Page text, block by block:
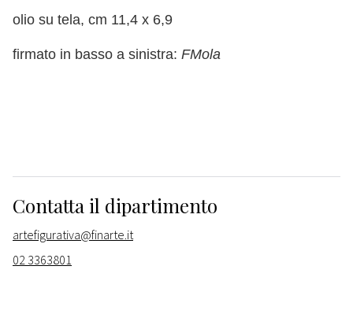
olio su tela, cm 11,4 x 6,9
firmato in basso a sinistra: FMola
Contatta il dipartimento
artefigurativa@finarte.it
02 3363801